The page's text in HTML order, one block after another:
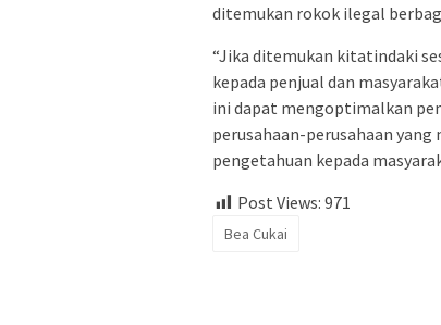
ditemukan rokok ilegal
“Jika ditemukan kitatindaki
kepada penjual dan
ini dapat mengoptimalkan
perusahaan-perusahaan
pengetahuan kepada
Post Views: 971
Bea Cukai